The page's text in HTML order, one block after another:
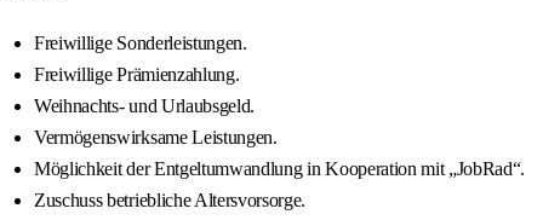
Freiwillige Sonderleistungen.
Freiwillige Prämienzahlung.
Weihnachts- und Urlaubsgeld.
Vermögenswirksame Leistungen.
Möglichkeit der Entgeltumwandlung in Kooperation mit „JobRad“.
Zuschuss betriebliche Altersvorsorge.